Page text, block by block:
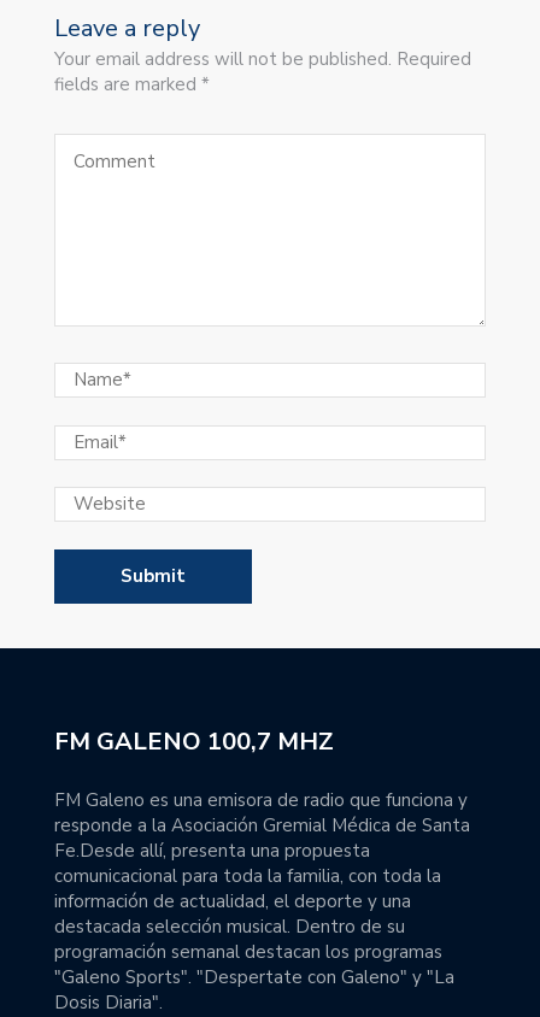
Leave a reply
Your email address will not be published. Required
fields are marked *
FM GALENO 100,7 MHZ
FM Galeno es una emisora de radio que funciona y
responde a la Asociación Gremial Médica de Santa
Fe.Desde allí, presenta una propuesta
comunicacional para toda la familia, con toda la
información de actualidad, el deporte y una
destacada selección musical. Dentro de su
programación semanal destacan los programas
"Galeno Sports". "Despertate con Galeno" y "La
Dosis Diaria".